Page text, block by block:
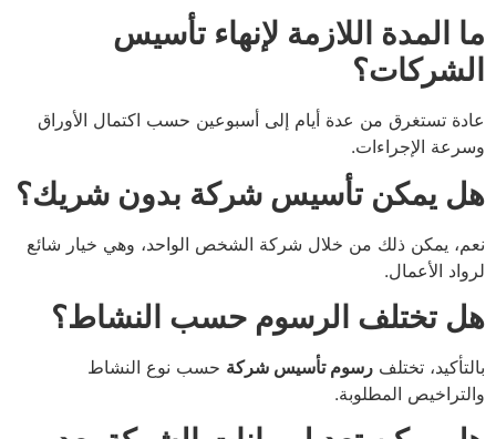
ما المدة اللازمة لإنهاء تأسيس
الشركات؟
عادة تستغرق من عدة أيام إلى أسبوعين حسب اكتمال الأوراق
وسرعة الإجراءات.
هل يمكن تأسيس شركة بدون شريك؟
نعم، يمكن ذلك من خلال شركة الشخص الواحد، وهي خيار شائع
لرواد الأعمال.
هل تختلف الرسوم حسب النشاط؟
بالتأكيد، تختلف رسوم تأسيس شركة حسب نوع النشاط
والتراخيص المطلوبة.